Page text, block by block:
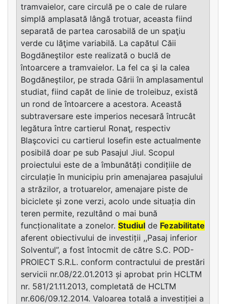
tramvaielor, care circulă pe o cale de rulare
simplă amplasată lângă trotuar, aceasta fiind
separată de partea carosabilă de un spaţiu
verde cu lăţime variabilă. La capătul Căii
Bogdăneştilor este realizată o buclă de
întoarcere a tramvaielor. La fel ca şi la calea
Bogdăneştilor, pe strada Gării în amplasamentul
studiat, fiind capăt de linie de troleibuz, există
un rond de întoarcere a acestora. Această
subtraversare este imperios necesară întrucât
legătura între cartierul Ronaţ, respectiv
Blaşcovici cu cartierul Iosefin este actualmente
posibilă doar pe sub Pasajul Jiul. Scopul
proiectului este de a îmbunătăți condițiile de
circulație în municipiu prin amenajarea pasajului
a străzilor, a trotuarelor, amenajare piste de
biciclete și zone verzi, acolo unde situația din
teren permite, rezultând o mai bună
funcționalitate a zonelor. Studiul de Fezabilitate
aferent obiectivului de investiții ,,Pasaj inferior
Solventul”, a fost întocmit de către S.C. POD-
PROIECT S.R.L. conform contractului de prestări
servicii nr.08/22.01.2013 și aprobat prin HCLTM
nr. 581/21.11.2013, completată de HCLTM
nr.606/09.12.2014. Valoarea totală a investiției a